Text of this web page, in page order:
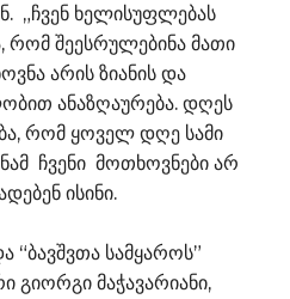
„ჩვენ ხელისუფლებას
რომ შეესრულებინა მათი
არის ზიანის და
ანაზღაურება. დღეს
რომ ყოველ დღე სამი
ჩვენი მოთხოვნები არ
ისინი.
“ბავშვთა სამყაროს”
მაჭავარიანი,